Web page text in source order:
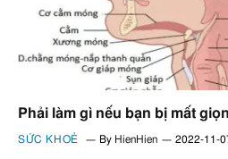
Phải làm gì nếu bạn bị mất
SỨC KHOẺ By HienHien 2022-11-